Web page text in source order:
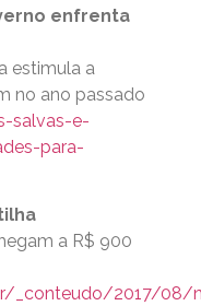
enfrenta
estimula a
no ano passado
salvas-e-
para-
a R$ 900
_conteudo/2017/08/